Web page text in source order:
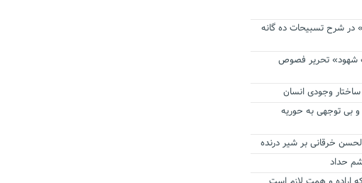
در شرح تسبیحات ده‌ گانه
شهود» تحریر فصوص
وجودی انسان
و بی توجهی به حوریه
خرقانی بر شیر درنده
حداد